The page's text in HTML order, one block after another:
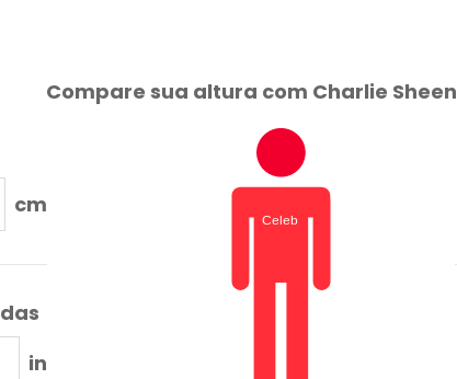
Compare sua altura com Charlie Sheen
cm
in